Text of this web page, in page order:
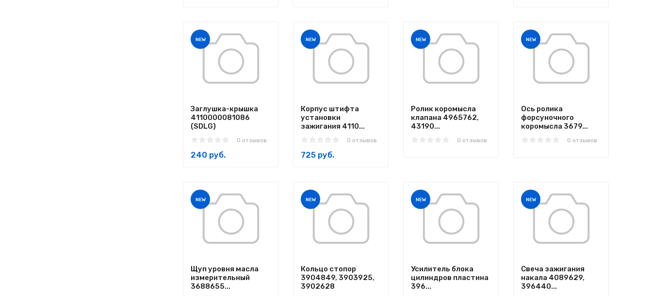
NEW
Заглушка-крышка
4110000081086
(SDLG)
0 отзывов
240 руб.
NEW
Корпус штифта
установки
зажигания 4110...
0 отзывов
725 руб.
NEW
Ролик коромысла
клапана 4965762,
43190...
0 отзывов
NEW
Ось ролика
форсуночного
коромысла 3679...
0 отзывов
NEW
Щуп уровня масла
измерительный
3688655...
NEW
Кольцо стопор
3904849, 3903925,
3902628
NEW
Усилитель блока
цилиндров пластина
396...
NEW
Свеча зажигания
накала 4089629,
396440...